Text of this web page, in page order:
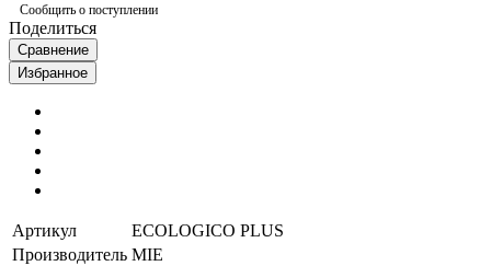
Сообщить о поступлении
Поделиться
Сравнение
Избранное
Артикул
ECOLOGICO PLUS
Производитель MIE